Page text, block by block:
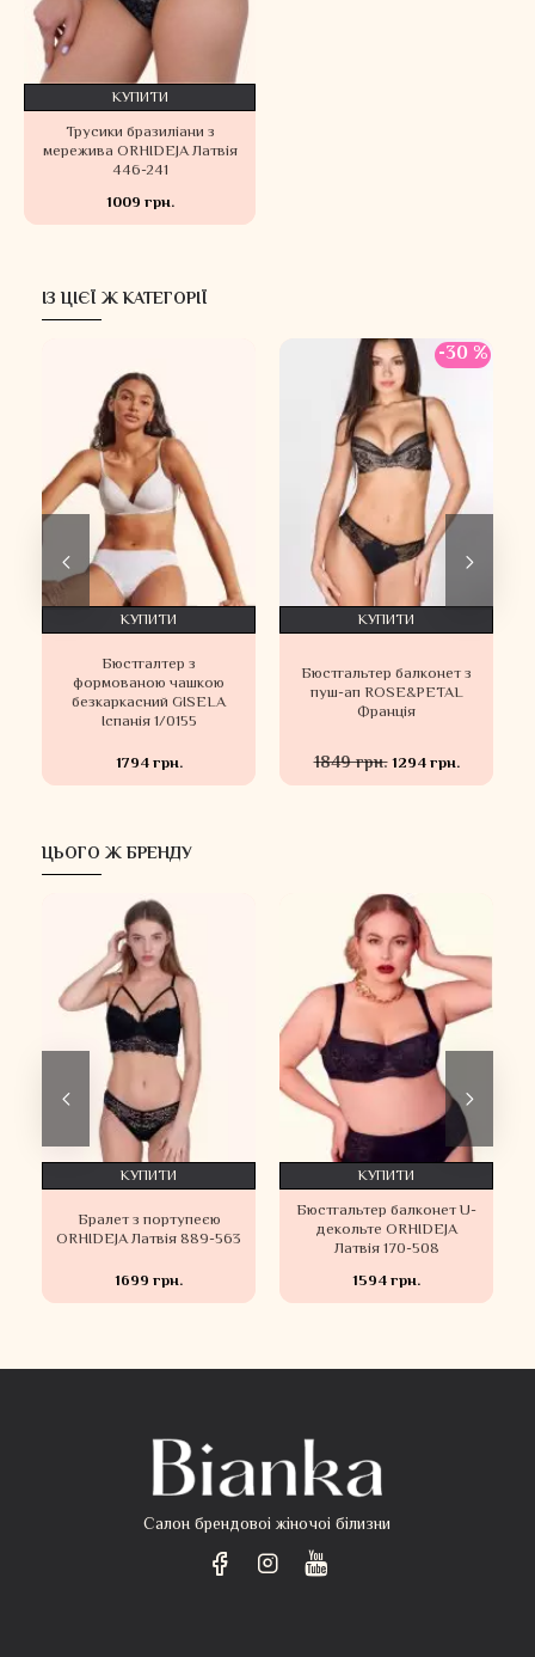
Трусики бразиліани з
мережива ORHIDEJA Латвія
446-241
1009 грн.
КУПИТИ
ІЗ ЦІЄЇ Ж КАТЕГОРІЇ
Бюстгалтер з
формованою чашкою
безкаркасний GISELA
Іспанія 1/0155
1794 грн.
КУПИТИ
-30 %
Бюстгальтер балконет з
пуш-ап ROSE&PETAL
Франція
1849 грн.1294 грн.
КУПИТИ
ЦЬОГО Ж БРЕНДУ
Бралет з портупеєю
ORHIDEJA Латвія 889-563
1699 грн.
КУПИТИ
Бюстгальтер балконет U-
декольте ORHIDEJA
Латвія 170-508
1594 грн.
КУПИТИ
Салон брендовоі жіночоі білизни